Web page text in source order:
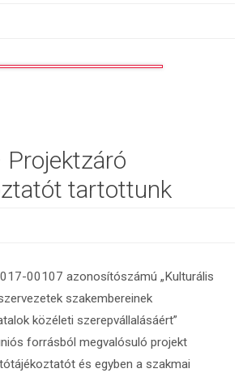
Projektzáró
tartottunk
00107 azonosítószámú „Kulturális
szakembereinek
közéleti szerepvállalásáért”
forrásból megvalósuló projekt
és egyben a szakmai